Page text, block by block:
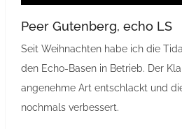
Peer Gutenberg, echo LS
Seit Weihnachten habe ich die
den Echo-Basen in Betrieb. Der
angenehme Art entschlackt und
nochmals verbessert.